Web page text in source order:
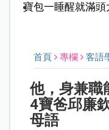
寶包一睡醒就滿
首頁 專欄 客語
他，身兼職
4寶爸邱廉
母語